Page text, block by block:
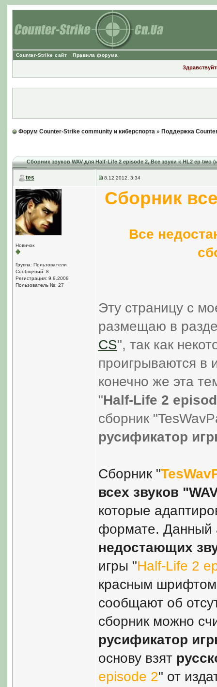
Counter-Strike сайт Правила форума
Форум Counter-Strike community и киберспорта» Поддержка
Сборник звуков WAV для Half-Life 2 episode 2, Все звуки к HL2 ep two
tes 8.12.2012, 3:34
Новичок
Группа: Пользователи
Сообщений: 8
Регистрация: 9.9.2008
Пользователь №: 27
Сборник
Все
Эту страницу с
размещаю в
CS", так как
проигрываются в
конечно же эта
"Half-Life 2
сборник
русификатор
Сборник "
всех звуков
которые
формате. Данный
недостающих
игры "Half-Life 2
красным шрифтом
сообщают об
сборник можно
русификатор
основу взят
episode 2" от